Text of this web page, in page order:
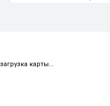
загрузка карты...